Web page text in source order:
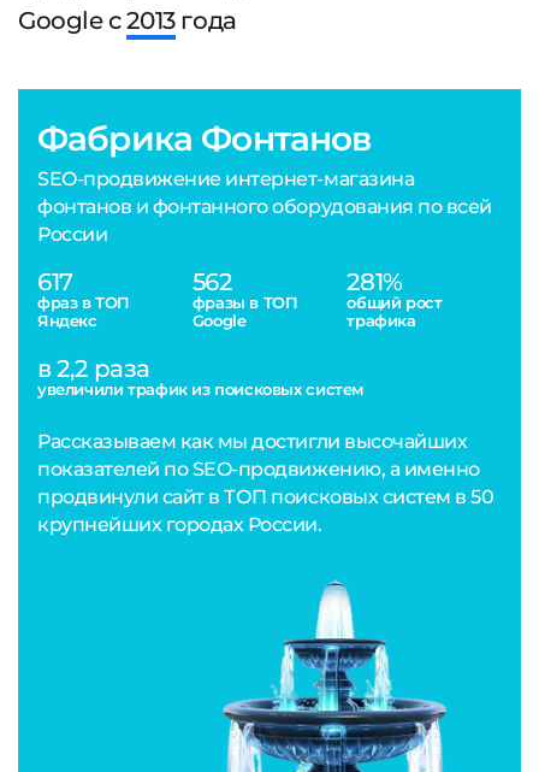
Google с2013года
Фабрика Фонтанов
SEO-продвижение интернет-магазина
фонтанов и фонтанного оборудования по всей
России
617
фраз в ТОП
Яндекс
562
фразы в ТОП
Google
281%
общий рост
трафика
в 2,2 раза
увеличили трафик из поисковых систем
Рассказываем как мы достигли высочайших
показателей по SEO-продвижению, а именно
продвинули сайт в ТОП поисковых систем в 50
крупнейших городах России.